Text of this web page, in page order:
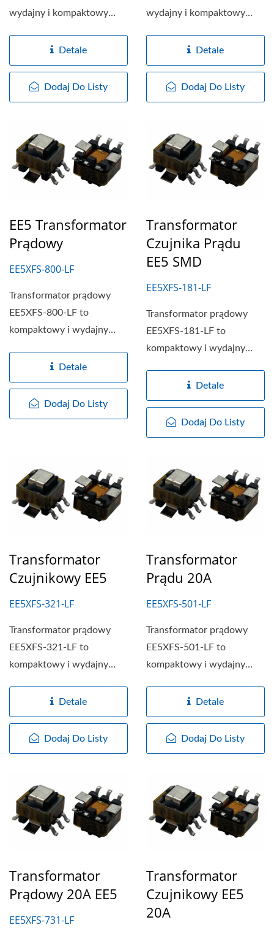
wydajny i kompaktowy
zaprojektowany...
Detale
Dodaj Do Listy
wydajny i kompaktowy
zaprojektowany...
Detale
Dodaj Do Listy
EE5 Transformator
Prądowy
EE5XFS-800-LF
Transformator prądowy
EE5XFS-800-LF to
kompaktowy i wydajny
zaprojektowany
specjalnie...
Detale
Dodaj Do Listy
Transformator
Czujnika Prądu
EE5 SMD
EE5XFS-181-LF
Transformator prądowy
EE5XFS-181-LF to
kompaktowy i wydajny
zaprojektowany
specjalnie...
Detale
Dodaj Do Listy
Transformator
Czujnikowy EE5
EE5XFS-321-LF
Transformator prądowy
EE5XFS-321-LF to
kompaktowy i wydajny
zaprojektowany
specjalnie...
Detale
Dodaj Do Listy
Transformator
Prądu 20A
EE5XFS-501-LF
Transformator prądowy
EE5XFS-501-LF to
kompaktowy i wydajny
zaprojektowany
specjalnie...
Detale
Dodaj Do Listy
Transformator
Prądowy 20A EE5
EE5XFS-731-LF
Transformator
Czujnikowy EE5
20A